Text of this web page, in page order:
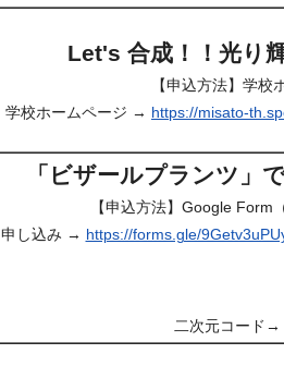
Let's 合成！！光り
【申込方法】学校
学校ホームページ → https://misato-
「ビザールプランツ」
【申込方法】Google Form
申し込み → https://forms.gle/
二次元コード→